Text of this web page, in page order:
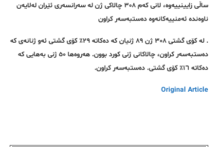
ساڵی زایینییەوە، لانی کەم ٣٠٨ چالاکی ژن لە سەرانسەری ئێران لەلایەن
ناوەندە ئەمنییەکانەوە دەستبەسەر کراون
. لە کۆی گشتی ٣٠٨ ژن ٨٩ ژنیان کە دەکاتە ٢٩٪ کۆی گشتی ئەو ژنانەی کە
دەستبەسەر کراون، چالاکانی ژنی کورد بوون. هەروەها ٥٠ ژنی بەهایی کە
دەکاتە ١٦٪ کۆی گشتی. دەستبەسەر کراون.
Original Article